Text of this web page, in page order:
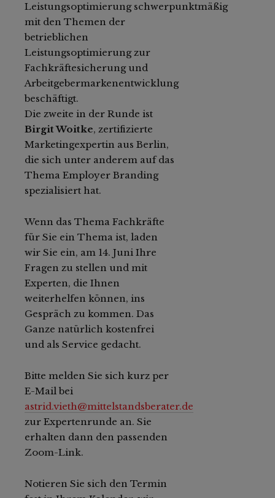
Leistungsoptimierung schwerpunktmäßig
mit den Themen der
betrieblichen
Leistungsoptimierung zur
Fachkräftesicherung und
Arbeitgebermarkenentwicklung
beschäftigt.
Die zweite in der Runde ist
Birgit Woitke, zertifizierte
Marketingexpertin aus Berlin,
die sich unter anderem auf das
Thema Employer Branding
spezialisiert hat.
Wenn das Thema Fachkräfte
für Sie ein Thema ist, laden
wir Sie ein, am 14. Juni Ihre
Fragen zu stellen und mit
Experten, die Ihnen
weiterhelfen können, ins
Gespräch zu kommen. Das
Ganze natürlich kostenfrei
und als Service gedacht.
Bitte melden Sie sich kurz per
E-Mail bei
astrid.vieth@mittelstandsberater.de
zur Expertenrunde an. Sie
erhalten dann den passenden
Zoom-Link.
Notieren Sie sich den Termin